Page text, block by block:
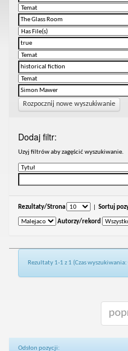
Rozpocznij nowe wyszukiwanie
Dodaj filtr:
Uzyj filtrów aby zagęścić wyszukiwanie.
Rezultaty/Strona Sortuj
Autorzy/rekord
Rezultaty 1-1 z 1 (Czas
Odsłon pozycji: